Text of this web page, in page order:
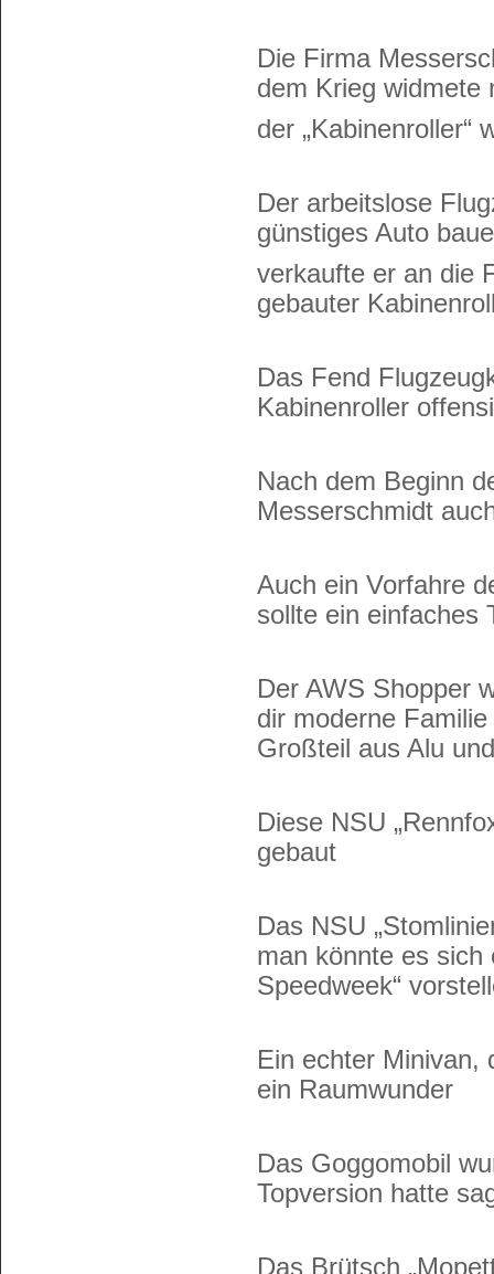
Die Firma
dem Krieg widmete
der „Kabinenroller“
Der arbeitslose
günstiges Auto
verkaufte er an die
gebauter
Das Fend
Kabinenroller
Nach dem Beginn
Messerschmidt
Auch ein Vorfahre
sollte ein einfaches
Der AWS Shopper
dir moderne
Großteil aus Alu
Diese NSU
gebaut
Das NSU
man könnte es sich
Speedweek“
Ein echter Minivan,
ein Raumwunder
Das Goggomobil
Topversion hatte
Das Brütsch